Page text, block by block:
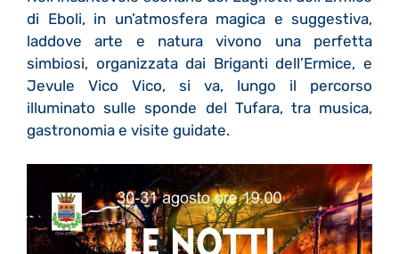
di Eboli, in un’atmosfera magica e suggestiva,
laddove arte e natura vivono una perfetta
simbiosi, organizzata dai Briganti dell’Ermice, e
Jevule Vico Vico, si va, lungo il percorso
illuminato sulle sponde del Tufara, tra musica,
gastronomia e visite guidate.